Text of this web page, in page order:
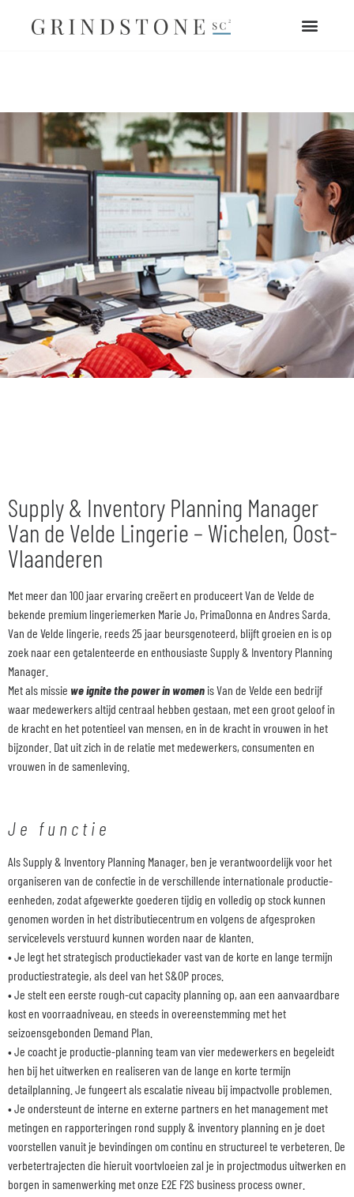
Supply & Inventory Planning Manager
Van de Velde Lingerie – Wichelen, Oost-
Vlaanderen
Met meer dan 100 jaar ervaring creëert en produceert Van de Velde de
bekende premium lingeriemerken Marie Jo, PrimaDonna en Andres Sarda.
Van de Velde lingerie, reeds 25 jaar beursgenoteerd, blijft groeien en is op
zoek naar een getalenteerde en enthousiaste Supply & Inventory Planning
Manager.
Met als missie we ignite the power in women is Van de Velde een bedrijf
waar medewerkers altijd centraal hebben gestaan, met een groot geloof in
de kracht en het potentieel van mensen, en in de kracht in vrouwen in het
bijzonder. Dat uit zich in de relatie met medewerkers, consumenten en
vrouwen in de samenleving.
Je functie
Als Supply & Inventory Planning Manager, ben je verantwoordelijk voor het
organiseren van de confectie in de verschillende internationale productie-
eenheden, zodat afgewerkte goederen tijdig en volledig op stock kunnen
genomen worden in het distributiecentrum en volgens de afgesproken
servicelevels verstuurd kunnen worden naar de klanten.
• Je legt het strategisch productiekader vast van de korte en lange termijn
productiestrategie, als deel van het S&OP proces.
• Je stelt een eerste rough-cut capacity planning op, aan een aanvaardbare
kost en voorraadniveau, en steeds in overeenstemming met het
seizoensgebonden Demand Plan.
• Je coacht je productie-planning team van vier medewerkers en begeleidt
hen bij het uitwerken en realiseren van de lange en korte termijn
detailplanning. Je fungeert als escalatie niveau bij impactvolle problemen.
• Je ondersteunt de interne en externe partners en het management met
metingen en rapporteringen rond supply & inventory planning en je doet
voorstellen vanuit je bevindingen om continu en structureel te verbeteren. De
verbetertrajecten die hieruit voortvloeien zal je in projectmodus uitwerken en
borgen in samenwerking met onze E2E F2S business process owner.